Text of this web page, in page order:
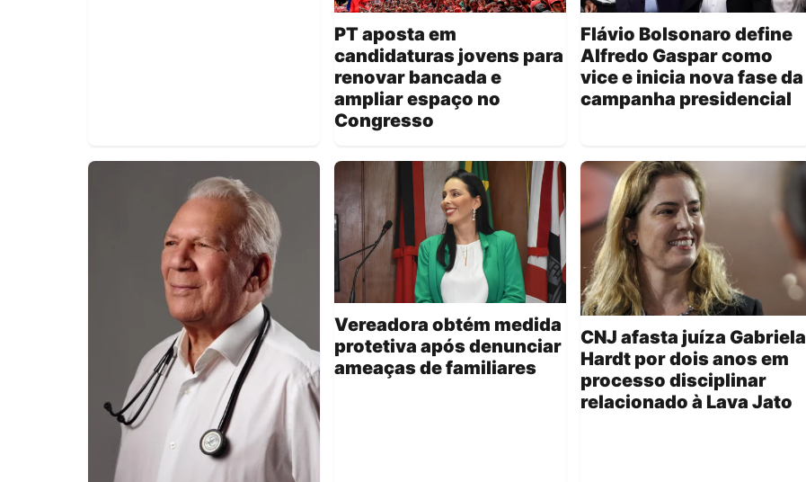
PT aposta em
candidaturas jovens para
renovar bancada e
ampliar espaço no
Congresso
Flávio Bolsonaro define
Alfredo Gaspar como
vice e inicia nova fase da
campanha presidencial
Vereadora obtém medida
protetiva após denunciar
ameaças de familiares
CNJ afasta juíza Gabriela
Hardt por dois anos em
processo disciplinar
relacionado à Lava Jato